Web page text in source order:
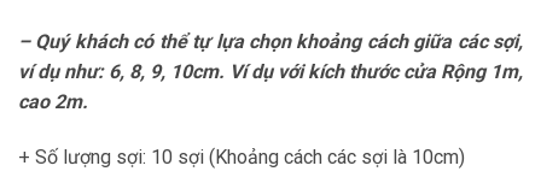
– Quý khách có thể tự lựa chọn khoảng cách giữa các sợi,
ví dụ như: 6, 8, 9, 10cm. Ví dụ với kích thước cửa Rộng 1m,
cao 2m.
+ Số lượng sợi: 10 sợi (Khoảng cách các sợi là 10cm)